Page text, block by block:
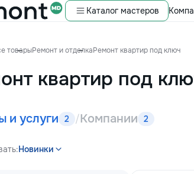
Каталог мастеров
товарыРемонт и отделкаРемонт квартир под ключ
квартир под
и услуги 2 /Компании 2
Новинки